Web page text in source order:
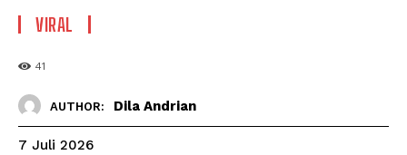
VIRAL
41
AUTHOR: Dila Andrian
7 Juli 2026